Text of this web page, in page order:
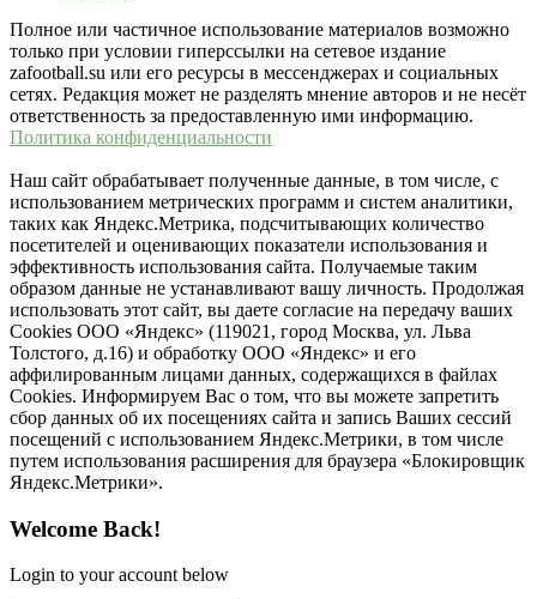
Полное или частичное использование материалов возможно
только при условии гиперссылки на сетевое издание
zafootball.su или его ресурсы в мессенджерах и социальных
сетях. Редакция может не разделять мнение авторов и не несёт
ответственность за предоставленную ими информацию.
Политика конфиденциальности
Наш сайт обрабатывает полученные данные, в том числе, с
использованием метрических программ и систем аналитики,
таких как Яндекс.Метрика, подсчитывающих количество
посетителей и оценивающих показатели использования и
эффективность использования сайта. Получаемые таким
образом данные не устанавливают вашу личность. Продолжая
использовать этот сайт, вы даете согласие на передачу ваших
Cookies ООО «Яндекс» (119021, город Москва, ул. Льва
Толстого, д.16) и обработку ООО «Яндекс» и его
аффилированным лицами данных, содержащихся в файлах
Cookies. Информируем Вас о том, что вы можете запретить
сбор данных об их посещениях сайта и запись Ваших сессий
посещений с использованием Яндекс.Метрики, в том числе
путем использования расширения для браузера «Блокировщик
Яндекс.Метрики».
Welcome Back!
Login to your account below